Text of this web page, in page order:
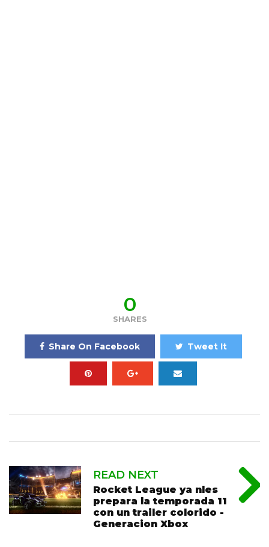
0
SHARES
Share On Facebook Tweet It
READ NEXT
Rocket League ya nles
prepara la temporada 11
con un trailer colorido -
Generacion Xbox